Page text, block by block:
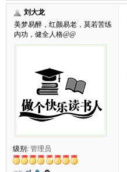
刘大龙
美梦易醉，红颜易老，莫若苦练
内功，健全人格@@
级别: 管理员